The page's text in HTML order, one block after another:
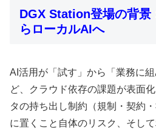
DGX Station登場の背景
らローカルAIへ
AI活用が「試す」から「業務に
ど、クラウド依存の課題が表面
タの持ち出し制約（規制・契約
に置くこと自体のリスク、そし